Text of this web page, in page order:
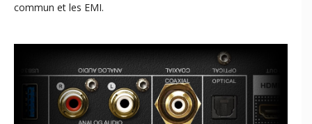
commun et les EMI.